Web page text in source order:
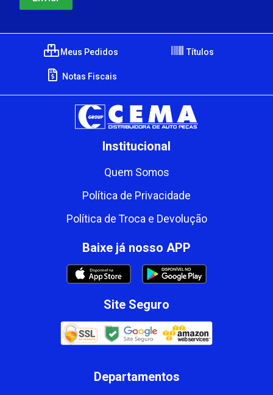
Meus Pedidos Títulos
Notas Fiscais
Institucional
Quem Somos
Política de Privacidade
Política de Troca e Devolução
Baixe já nosso APP
Site Seguro
Departamentos